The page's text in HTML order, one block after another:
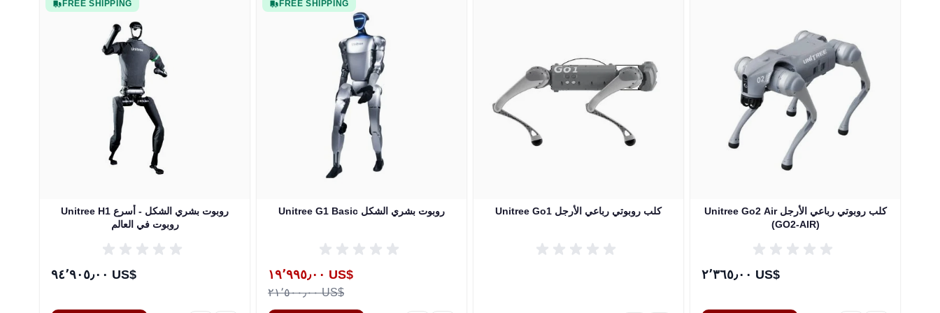
FREE SHIPPING
Unitree H1 روبوت بشري الشكل - أسرع
روبوت في العالم
٩٤٬٩٠٥٫٠٠ US$
FREE SHIPPING
Unitree G1 Basic روبوت بشري الشكل
Special Price ١٩٬٩٩٥٫٠٠ US$
٢١٬٥٠٠٫٠٠ US$
Unitree Go1 كلب روبوتي رباعي الأرجل
Unitree Go2 Air كلب روبوتي رباعي الأرجل
(GO2-AIR)
٢٬٣٦٥٫٠٠ US$